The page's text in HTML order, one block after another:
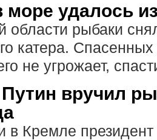
море удалось
области рыбаки
катера.
не угрожает,
вручил
в Кремле президент